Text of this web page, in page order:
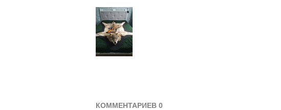
КОММЕНТАРИЕВ 0